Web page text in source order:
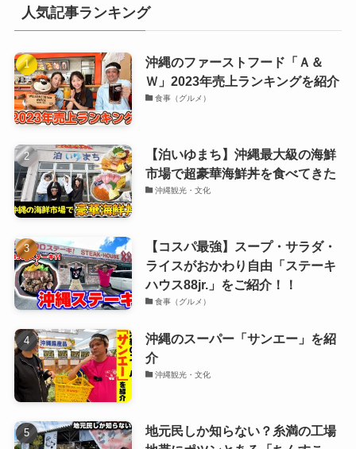
人気記事ランキング
沖縄のファーストフード「Ａ＆
Ｗ」2023年売上ランキングを紹介
食事（グルメ）
【泊いゆまち】沖縄最大級の海鮮
市場で超豪華海鮮丼を食べてきた
沖縄観光・文化
【コスパ最強】スープ・サラダ・
ライスがおかわり自由「ステーキ
ハウス88jr.」をご紹介！！
食事（グルメ）
沖縄のスーパー「サンエー」を紹
介
沖縄観光・文化
地元民しか知らない？糸満の工場